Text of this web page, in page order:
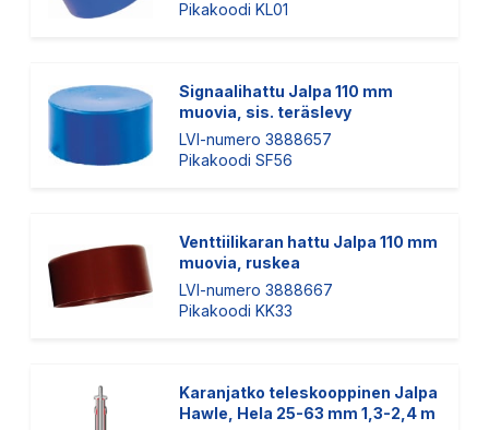
Pikakoodi KL01
Signaalihattu Jalpa 110 mm
muovia, sis. teräslevy
LVI-numero 3888657
Pikakoodi SF56
Venttiilikaran hattu Jalpa 110 mm
muovia, ruskea
LVI-numero 3888667
Pikakoodi KK33
Karanjatko teleskooppinen Jalpa
Hawle, Hela 25-63 mm 1,3-2,4 m